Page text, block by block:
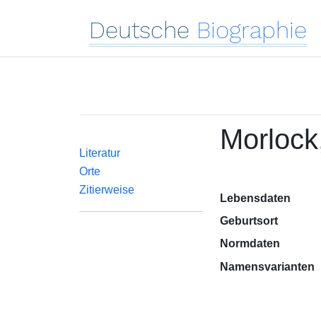
Deutsche Biographie
Literatur
Orte
Zitierweise
Lebensdaten
Geburtsort
Normdaten
Namensvarianten